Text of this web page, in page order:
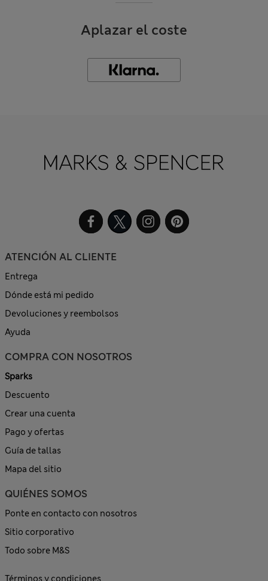
Aplazar el coste
ATENCIÓN AL CLIENTE
Entrega
Dónde está mi pedido
Devoluciones y reembolsos
Ayuda
COMPRA CON NOSOTROS
Sparks
Descuento
Crear una cuenta
Pago y ofertas
Guía de tallas
Mapa del sitio
QUIÉNES SOMOS
Ponte en contacto con nosotros
Sitio corporativo
Todo sobre M&S
Términos y condiciones